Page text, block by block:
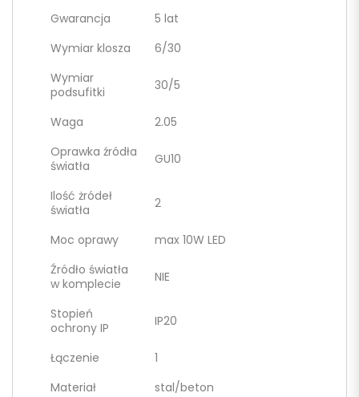
Gwarancja
5 lat
Wymiar klosza
6/30
Wymiar
podsufitki
30/5
Waga
2.05
Oprawka źródła
światła
GU10
Ilość żródeł
światła
2
Moc oprawy
max 10W LED
Źródło światła
w komplecie
NIE
Stopień
ochrony IP
IP20
Łączenie
1
Materiał
stal/beton